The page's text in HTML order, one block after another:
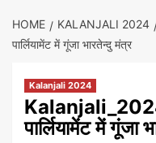
HOME KALANJALI 2024
पार्लियामेंट में गूंजा भारतेन्दु मंत्र
Kalanjali 2024
पार्लियामेंट में गूंजा